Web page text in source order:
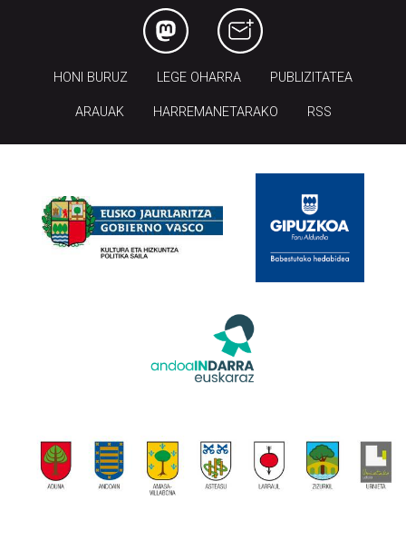
HONI BURUZ LEGE OHARRA PUBLIZITATEA
ARAUAK HARREMANETARAKO RSS